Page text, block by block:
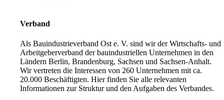
Verband
Als Bauindustrieverband Ost e. V. sind wir der Wirtschafts- und
Arbeitgeberverband der bauindustriellen Unternehmen in den
Ländern Berlin, Brandenburg, Sachsen und Sachsen-Anhalt.
Wir vertreten die Interessen von 260 Unternehmen mit ca.
20.000 Beschäftigten. Hier finden Sie alle relevanten
Informationen zur Struktur und den Aufgaben des Verbandes.